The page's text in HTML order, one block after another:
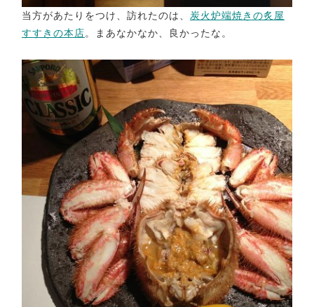
当方があたりをつけ、訪れたのは、 炭火炉端焼きの炙屋
すすきの本店。まあなかなか、良かったな。